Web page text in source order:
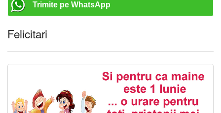
Trimite pe WhatsApp
Felicitari